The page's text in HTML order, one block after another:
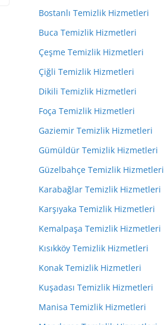
Bostanlı Temizlik Hizmetleri
Buca Temizlik Hizmetleri
Çeşme Temizlik Hizmetleri
Çiğli Temizlik Hizmetleri
Dikili Temizlik Hizmetleri
Foça Temizlik Hizmetleri
Gaziemir Temizlik Hizmetleri
Gümüldür Temizlik Hizmetleri
Güzelbahçe Temizlik Hizmetleri
Karabağlar Temizlik Hizmetleri
Karşıyaka Temizlik Hizmetleri
Kemalpaşa Temizlik Hizmetleri
Kısıkköy Temizlik Hizmetleri
Konak Temizlik Hizmetleri
Kuşadası Temizlik Hizmetleri
Manisa Temizlik Hizmetleri